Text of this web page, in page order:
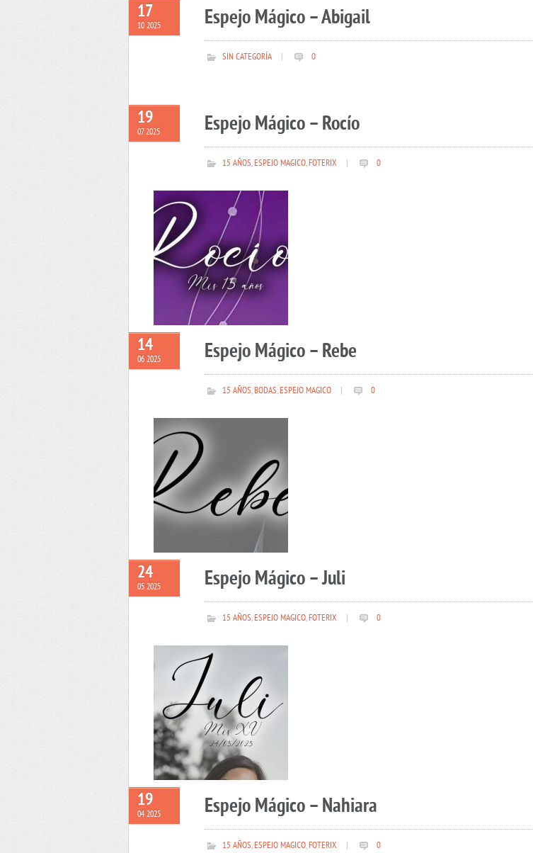
17
10 2025 Espejo Mágico – Abigail
SIN CATEGORÍA 0
19
07 2025 Espejo Mágico – Rocío
15 AÑOS,ESPEJO MAGICO,FOTERIX 0
14
06 2025 Espejo Mágico – Rebe
15 AÑOS,BODAS,ESPEJO MAGICO 0
24
05 2025 Espejo Mágico – Juli
15 AÑOS,ESPEJO MAGICO,FOTERIX 0
19
04 2025 Espejo Mágico – Nahiara
15 AÑOS,ESPEJO MAGICO,FOTERIX 0